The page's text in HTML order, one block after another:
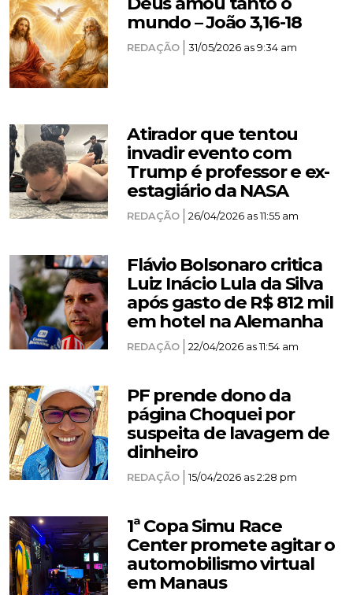
mundo – João 3,16-18
REDAÇÃO 31/05/2026 as 9:34 am
Atirador que tentou
invadir evento com
Trump é professor e ex-
estagiário da NASA
REDAÇÃO 26/04/2026 as 11:55 am
Flávio Bolsonaro critica
Luiz Inácio Lula da Silva
após gasto de R$ 812 mil
em hotel na Alemanha
REDAÇÃO 22/04/2026 as 11:54 am
PF prende dono da
página Choquei por
suspeita de lavagem de
dinheiro
REDAÇÃO 15/04/2026 as 2:28 pm
1ª Copa Simu Race
Center promete agitar o
automobilismo virtual
em Manaus